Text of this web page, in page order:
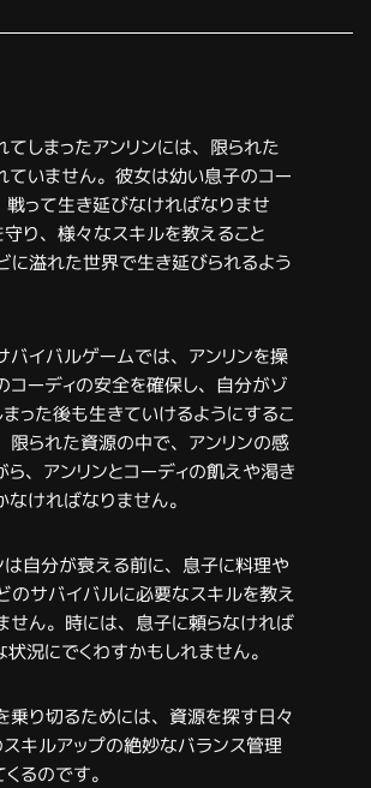
てしまったアンリンには、限られた
ていません。彼女は幼い息子のコー
戦って生き延びなければなりませ
守り、様々なスキルを教えること
に溢れた世界で生き延びられるよう
バイバルゲームでは、アンリンを操
コーディの安全を確保し、自分がゾ
った後も生きていけるようにするこ
限られた資源の中で、アンリンの感
、アンリンとコーディの飢えや渇き
なければなりません。
は自分が衰える前に、息子に料理や
のサバイバルに必要なスキルを教え
せん。時には、息子に頼らなければ
況にでくわすかもしれません。
乗り切るためには、資源を探す日々
スキルアップの絶妙なバランス管理
るのです。